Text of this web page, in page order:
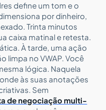
define um tom e o
por dinheiro,
Trinta minutos
caixa matinal e retesta.
À tarde, uma ação
limpa no VWAP. Você
lógica. Naquela
às suas anotações
Sem
de negociação multi-